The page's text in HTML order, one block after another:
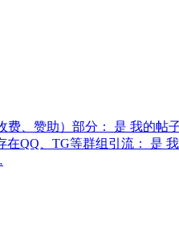
赞助）部分： 是 我的帖子
在QQ、TG等群组引流： 是